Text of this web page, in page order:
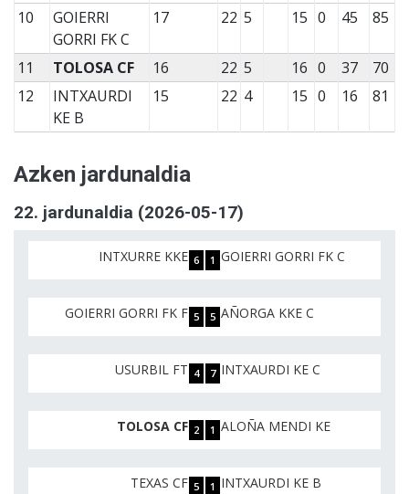
10
GOIERRI
GORRI FK C
17 22 5 15 0 45 85
11 TOLOSA CF 16 22 5 16 0 37
70
12
INTXAURDI
KE B
15 22 4 15 0 16 81
Azken jardunaldia
22. jardunaldia (2026-05-17)
INTXURRE KKE 6 1 GOIERRI GORRI FK C
GOIERRI GORRI FK F 5 5 AÑORGA KKE C
USURBIL FT 4 7 INTXAURDI KE C
TOLOSA CF 2 1 ALOÑA MENDI KE
TEXAS CF 5 1 INTXAURDI KE B